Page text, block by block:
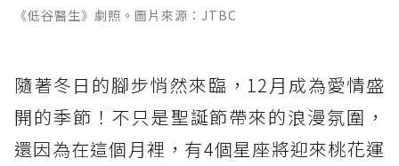
《低谷醫生》劇照。圖片來源：JTBC
隨著冬日的腳步悄然來臨，12月成為愛情盛
開的季節！不只是聖誕節帶來的浪漫氛圍，
還因為在這個月裡，有4個星座將迎來桃花運